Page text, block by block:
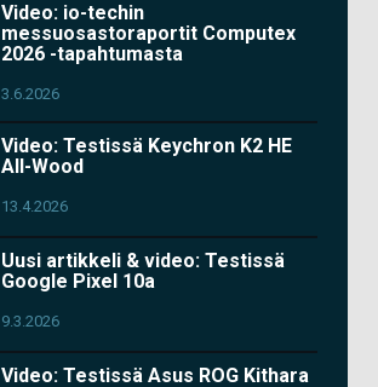
Video: io-techin
messuosastoraportit Computex
2026 -tapahtumasta
3.6.2026
Video: Testissä Keychron K2 HE
All-Wood
13.4.2026
Uusi artikkeli & video: Testissä
Google Pixel 10a
9.3.2026
Video: Testissä Asus ROG Kithara